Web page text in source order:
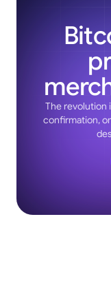
The revolution
confirmation,